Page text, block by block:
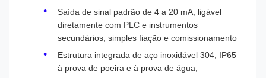
Saída de sinal padrão de 4 a 20 mA, ligável
diretamente com PLC e instrumentos
secundários, simples fiação e comissionamento
Estrutura integrada de aço inoxidável 304, IP65
à prova de poeira e à prova de água,